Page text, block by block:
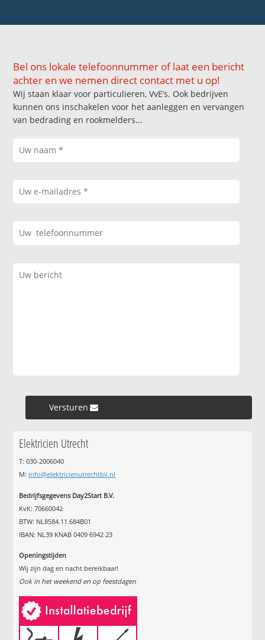
Bel ons lokale telefoonnummer of laat een bericht
achter en we nemen direct contact met u op!
Wij staan klaar voor particulieren, VvE’s. Ook bedrijven
kunnen ons inschakelen voor het aanleggen en vervangen
van bedrading en rookmelders...
Versturen »
Elektricien Utrecht
T: 030-2006040
M: info@elektricienutrechtbv.nl
Bedrijfsgegevens Day2Start B.V.
KvK: 70660042
BTW: NL8584.11.684B01
IBAN: NL39 KNAB 0409 6942 23
Openingstijden
Wij zijn dag en nacht bereikbaar!
Ook in het weekend en op feestdagen